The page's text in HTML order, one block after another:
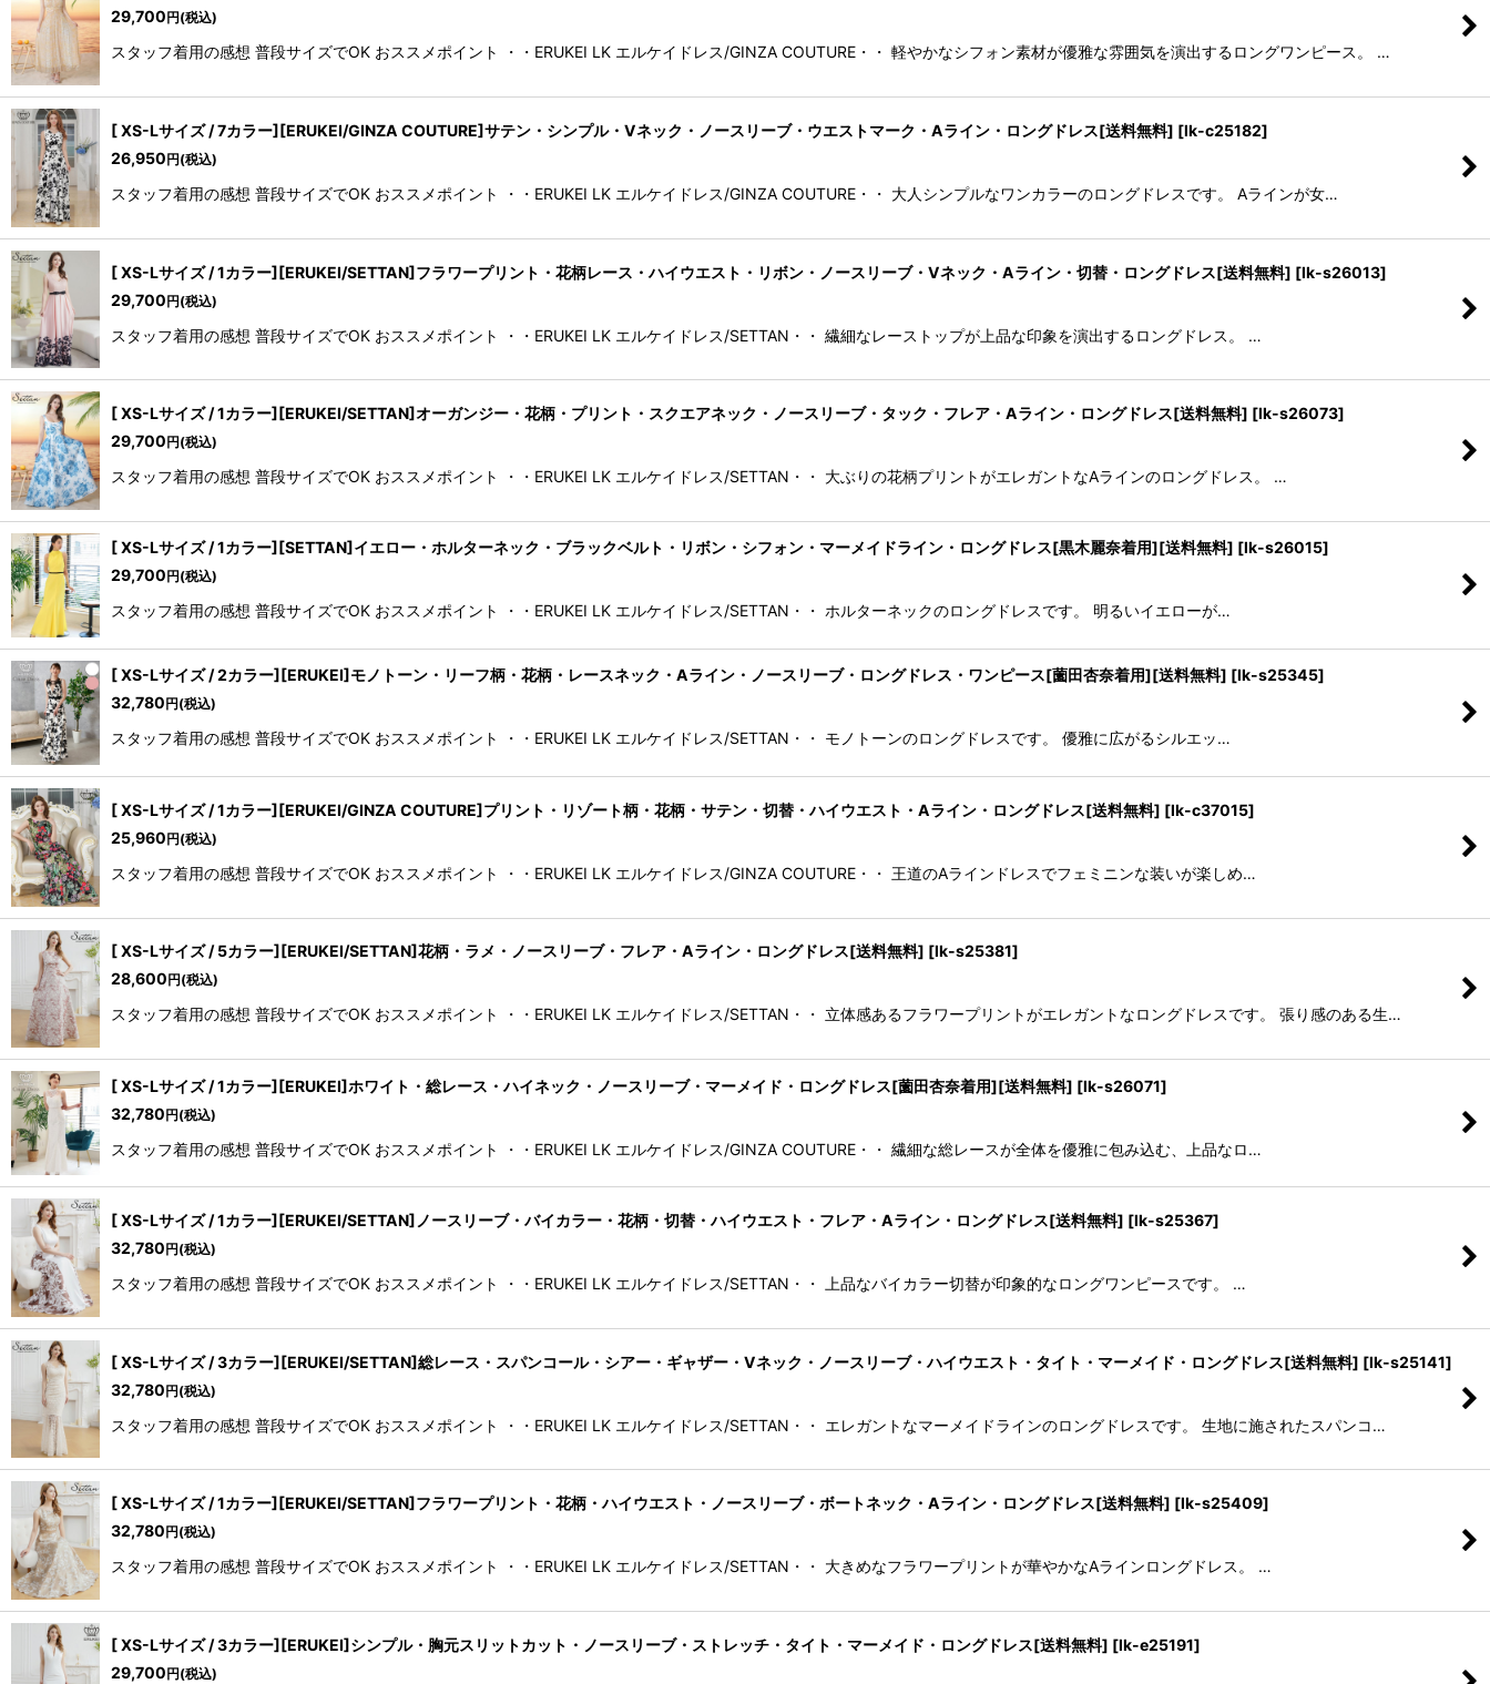
29,700円(税込)
スタッフ着用の感想 普段サイズでOK おススメポイント ・・ERUKEI LK エルケイドレス/GINZA COUTURE・・ 軽やかなシフォン素材が優雅な雰囲気を演出するロングワンピース。 …
[ XS-Lサイズ / 7カラー][ERUKEI/GINZA COUTURE]サテン・シンプル・Vネック・ノースリーブ・ウエストマーク・Aライン・ロングドレス[送料無料] [lk-c25182]
26,950円(税込)
スタッフ着用の感想 普段サイズでOK おススメポイント ・・ERUKEI LK エルケイドレス/GINZA COUTURE・・ 大人シンプルなワンカラーのロングドレスです。 Aラインが女…
[ XS-Lサイズ / 1カラー][ERUKEI/SETTAN]フラワープリント・花柄レース・ハイウエスト・リボン・ノースリーブ・Vネック・Aライン・切替・ロングドレス[送料無料] [lk-s26013]
29,700円(税込)
スタッフ着用の感想 普段サイズでOK おススメポイント ・・ERUKEI LK エルケイドレス/SETTAN・・ 繊細なレーストップが上品な印象を演出するロングドレス。 …
[ XS-Lサイズ / 1カラー][ERUKEI/SETTAN]オーガンジー・花柄・プリント・スクエアネック・ノースリーブ・タック・フレア・Aライン・ロングドレス[送料無料] [lk-s26073]
29,700円(税込)
スタッフ着用の感想 普段サイズでOK おススメポイント ・・ERUKEI LK エルケイドレス/SETTAN・・ 大ぶりの花柄プリントがエレガントなAラインのロングドレス。 …
[ XS-Lサイズ / 1カラー][SETTAN]イエロー・ホルターネック・ブラックベルト・リボン・シフォン・マーメイドライン・ロングドレス[黒木麗奈着用][送料無料] [lk-s26015]
29,700円(税込)
スタッフ着用の感想 普段サイズでOK おススメポイント ・・ERUKEI LK エルケイドレス/SETTAN・・ ホルターネックのロングドレスです。 明るいイエローが…
[ XS-Lサイズ / 2カラー][ERUKEI]モノトーン・リーフ柄・花柄・レースネック・Aライン・ノースリーブ・ロングドレス・ワンピース[薗田杏奈着用][送料無料] [lk-s25345]
32,780円(税込)
スタッフ着用の感想 普段サイズでOK おススメポイント ・・ERUKEI LK エルケイドレス/SETTAN・・ モノトーンのロングドレスです。 優雅に広がるシルエッ…
[ XS-Lサイズ / 1カラー][ERUKEI/GINZA COUTURE]プリント・リゾート柄・花柄・サテン・切替・ハイウエスト・Aライン・ロングドレス[送料無料] [lk-c37015]
25,960円(税込)
スタッフ着用の感想 普段サイズでOK おススメポイント ・・ERUKEI LK エルケイドレス/GINZA COUTURE・・ 王道のAラインドレスでフェミニンな装いが楽しめ…
[ XS-Lサイズ / 5カラー][ERUKEI/SETTAN]花柄・ラメ・ノースリーブ・フレア・Aライン・ロングドレス[送料無料] [lk-s25381]
28,600円(税込)
スタッフ着用の感想 普段サイズでOK おススメポイント ・・ERUKEI LK エルケイドレス/SETTAN・・ 立体感あるフラワープリントがエレガントなロングドレスです。 張り感のある生…
[ XS-Lサイズ / 1カラー][ERUKEI]ホワイト・総レース・ハイネック・ノースリーブ・マーメイド・ロングドレス[薗田杏奈着用][送料無料] [lk-s26071]
32,780円(税込)
スタッフ着用の感想 普段サイズでOK おススメポイント ・・ERUKEI LK エルケイドレス/GINZA COUTURE・・ 繊細な総レースが全体を優雅に包み込む、上品なロ…
[ XS-Lサイズ / 1カラー][ERUKEI/SETTAN]ノースリーブ・バイカラー・花柄・切替・ハイウエスト・フレア・Aライン・ロングドレス[送料無料] [lk-s25367]
32,780円(税込)
スタッフ着用の感想 普段サイズでOK おススメポイント ・・ERUKEI LK エルケイドレス/SETTAN・・ 上品なバイカラー切替が印象的なロングワンピースです。 …
[ XS-Lサイズ / 3カラー][ERUKEI/SETTAN]総レース・スパンコール・シアー・ギャザー・Vネック・ノースリーブ・ハイウエスト・タイト・マーメイド・ロングドレス[送料無料] [lk-s25141]
32,780円(税込)
スタッフ着用の感想 普段サイズでOK おススメポイント ・・ERUKEI LK エルケイドレス/SETTAN・・ エレガントなマーメイドラインのロングドレスです。 生地に施されたスパンコ…
[ XS-Lサイズ / 1カラー][ERUKEI/SETTAN]フラワープリント・花柄・ハイウエスト・ノースリーブ・ボートネック・Aライン・ロングドレス[送料無料] [lk-s25409]
32,780円(税込)
スタッフ着用の感想 普段サイズでOK おススメポイント ・・ERUKEI LK エルケイドレス/SETTAN・・ 大きめなフラワープリントが華やかなAラインロングドレス。 …
[ XS-Lサイズ / 3カラー][ERUKEI]シンプル・胸元スリットカット・ノースリーブ・ストレッチ・タイト・マーメイド・ロングドレス[送料無料] [lk-e25191]
29,700円(税込)